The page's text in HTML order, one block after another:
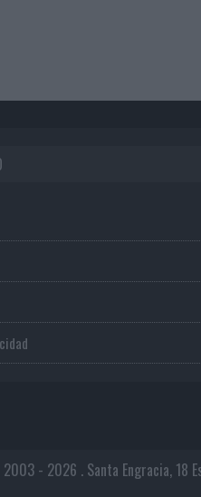
- 2026 . Santa Engracia, 18